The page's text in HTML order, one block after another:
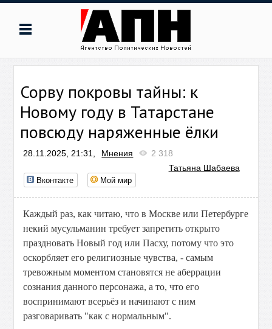
Сорву покровы тайны: к
Новому году в Татарстане
повсюду наряженные ёлки
28.11.2025, 21:31, Мнения
2 318
Татьяна Шабаева
Вконтакте Мой мир
Каждый раз, как читаю, что в Москве или Петербурге
некий мусульманин требует запретить открыто
праздновать Новый год или Пасху, потому что это
оскорбляет его религиозные чувства, - самым
тревожным моментом становятся не аберрации
сознания данного персонажа, а то, что его
воспринимают всерьёз и начинают с ним
разговаривать "как с нормальным".